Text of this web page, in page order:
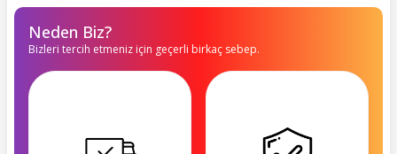
Neden Biz?
Bizleri tercih etmeniz için geçerli birkaç sebep.